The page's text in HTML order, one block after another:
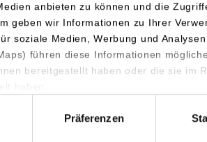
anbieten zu können und die
geben wir Informationen zu Ihrer
soziale Medien, Werbung und
führen diese Informationen
bereitgestellt haben oder die sie im
Präferenzen